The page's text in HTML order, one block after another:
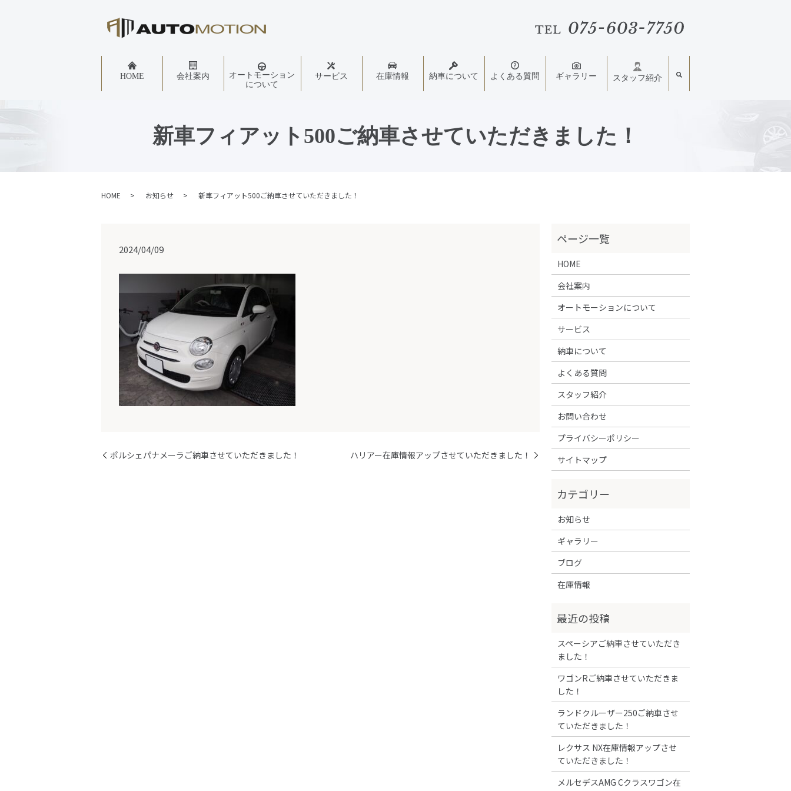
HOME 会社案内
オートモーション
について
サービス 在庫情報 納車について よくある質問 ギャラリー スタッフ紹介
新車フィアット500ご納車させていただきました！
HOME お知らせ 新車フィアット500ご納車させていただきました！
2024/04/09
ポルシェパナメーラご納車させていただきました！ ハリアー在庫情報アップさせていただきました！
HOME
会社案内
オートモーションについて
サービス
納車について
よくある質問
スタッフ紹介
お問い合わせ
プライバシーポリシー
サイトマップ
お知らせ
ギャラリー
ブログ
在庫情報
スペーシアご納車させていただき
ました！
ワゴンRご納車させていただきま
した！
ランドクルーザー250ご納車させ
ていただきました！
レクサス NX在庫情報アップさせ
ていただきました！
メルセデスAMG Cクラスワゴン在